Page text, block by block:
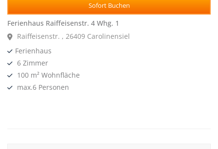
Sofort Buchen
Ferienhaus Raiffeisenstr. 4 Whg. 1
Raiffeisenstr. , 26409 Carolinensiel
Ferienhaus
6 Zimmer
100 m² Wohnfläche
max.6 Personen